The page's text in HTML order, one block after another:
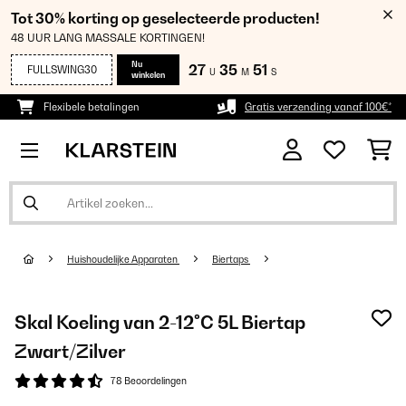
Tot 30% korting op geselecteerde producten!
48 UUR LANG MASSALE KORTINGEN!
FULLSWING30
Nu
winkelen
27 U 35 M 51 S
Flexibele betalingen Gratis verzending vanaf 100€*
Huishoudelijke Apparaten Biertaps
Skal Koeling van 2-12°C 5L Biertap
Zwart/Zilver
78 Beoordelingen